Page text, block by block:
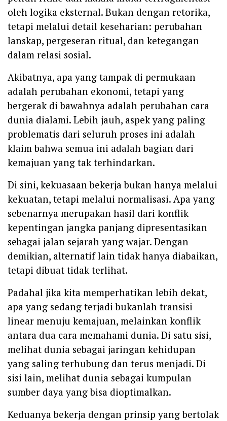
oleh logika eksternal. Bukan dengan retorika,
tetapi melalui detail keseharian: perubahan
lanskap, pergeseran ritual, dan ketegangan
dalam relasi sosial.
Akibatnya, apa yang tampak di permukaan
adalah perubahan ekonomi, tetapi yang
bergerak di bawahnya adalah perubahan cara
dunia dialami. Lebih jauh, aspek yang paling
problematis dari seluruh proses ini adalah
klaim bahwa semua ini adalah bagian dari
kemajuan yang tak terhindarkan.
Di sini, kekuasaan bekerja bukan hanya melalui
kekuatan, tetapi melalui normalisasi. Apa yang
sebenarnya merupakan hasil dari konflik
kepentingan jangka panjang dipresentasikan
sebagai jalan sejarah yang wajar. Dengan
demikian, alternatif lain tidak hanya diabaikan,
tetapi dibuat tidak terlihat.
Padahal jika kita memperhatikan lebih dekat,
apa yang sedang terjadi bukanlah transisi
linear menuju kemajuan, melainkan konflik
antara dua cara memahami dunia. Di satu sisi,
melihat dunia sebagai jaringan kehidupan
yang saling terhubung dan terus menjadi. Di
sisi lain, melihat dunia sebagai kumpulan
sumber daya yang bisa dioptimalkan.
Keduanya bekerja dengan prinsip yang bertolak